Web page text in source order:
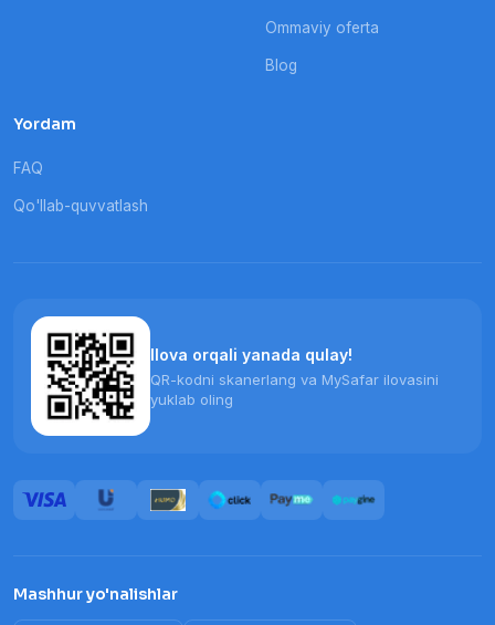
Ommaviy oferta
Blog
Yordam
FAQ
Qo'llab-quvvatlash
Ilova orqali yanada qulay!
QR-kodni skanerlang va MySafar ilovasini
yuklab oling
Mashhur yo'nalishlar